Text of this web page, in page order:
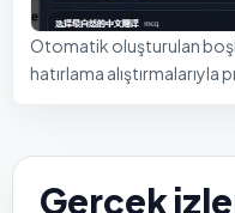
Otomatik oluşturulan
hatırlama alıştırmalarıyla
Gerçek